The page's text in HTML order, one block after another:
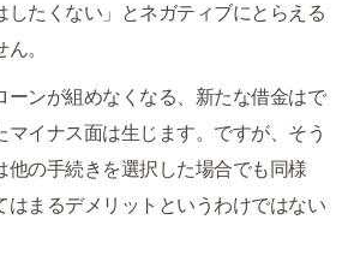
したくない」とネガティブにとらえる
。
ーンが組めなくなる、新たな借金はで
マイナス面は生じます。ですが、そう
他の手続きを選択した場合でも同様
はまるデメリットというわけではない